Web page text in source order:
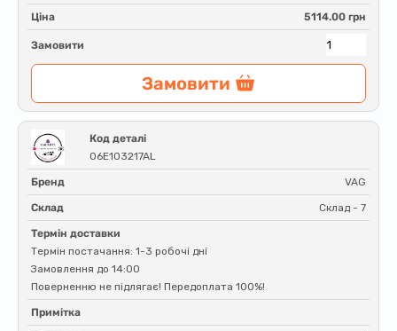
Ціна 5114.00 грн
Замовити
Замовити
Код деталі
06E103217AL
Бренд VAG
Склад Склад - 7
Термін доставки
Термін постачання: 1-3 робочі дні
Замовлення до 14:00
Поверненню не підлягає! Передоплата 100%!
Примітка